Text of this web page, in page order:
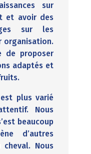
sur
et avoir des
sur les
organisation.
de proposer
adaptés et
plus varié
Nous
beaucoup
d’autres
Nous